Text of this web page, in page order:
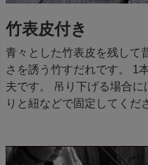
竹表皮付き
青々とした竹表皮を残して
さを誘う竹すだれです。 1
夫です。 吊り下げる場合
りと紐などで固定してくだ